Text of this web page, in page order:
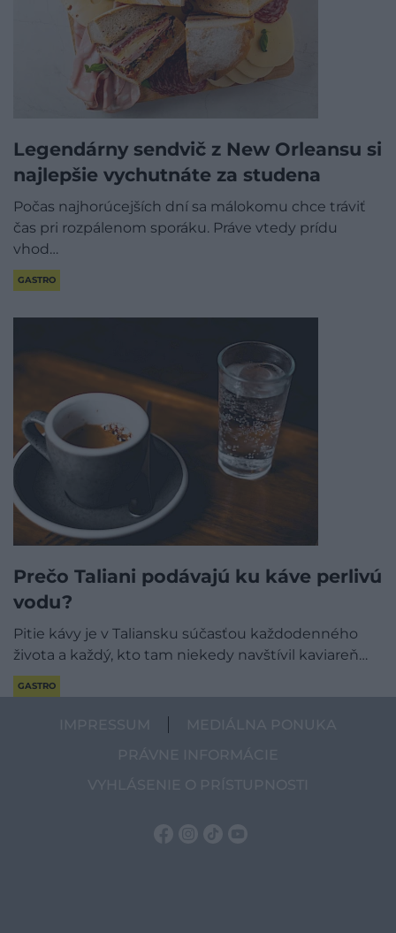
Legendárny sendvič z New Orleansu si
najlepšie vychutnáte za studena
Počas najhorúcejších dní sa málokomu chce tráviť
čas pri rozpálenom sporáku. Práve vtedy prídu
vhod…
GASTRO
Prečo Taliani podávajú ku káve perlivú
vodu?
Pitie kávy je v Taliansku súčasťou každodenného
života a každý, kto tam niekedy navštívil kaviareň…
GASTRO